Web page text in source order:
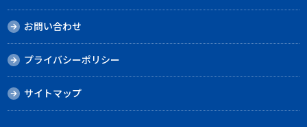
お問い合わせ
プライバシーポリシー
サイトマップ